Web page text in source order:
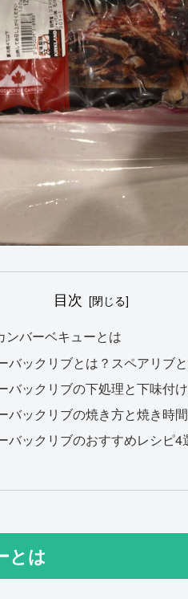
目次
バーベキューとは
バックリブとは？スペアリブ
バックリブの下処理と下味付
バックリブの焼き方と焼き時
バックリブのおすすめレシピ4
とは